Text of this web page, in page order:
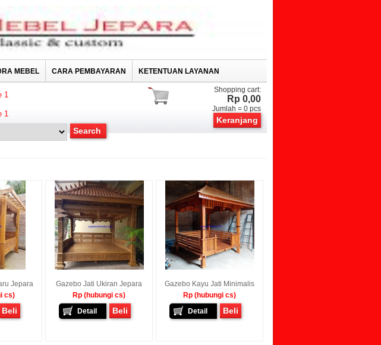
MEBEL CARA PEMBAYARAN KETENTUAN LAYANAN
Shopping cart:
Rp 0,00
Jumlah = 0 pcs
Keranjang
Jepara
cs)
Beli
Gazebo Jati Ukiran Jepara
Rp (hubungi cs)
Detail
Beli
Gazebo Kayu Jati Minimalis
Rp (hubungi cs)
Detail
Beli